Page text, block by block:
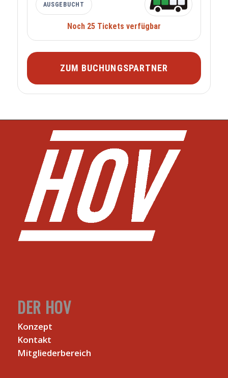
AUSGEBUCHT
Noch 25 Tickets verfügbar
ZUM BUCHUNGSPARTNER
DER HOV
Konzept
Kontakt
Mitgliederbereich